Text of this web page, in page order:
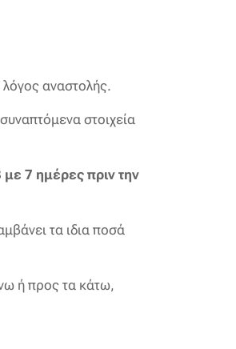
αναστολής.
στοιχεία
7 ημέρες πριν την
τα ιδια ποσά
ή προς τα κάτω,